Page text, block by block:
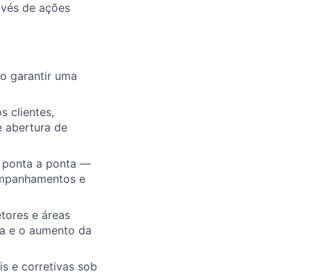
de ações
garantir uma
clientes,
abertura de
ponta a ponta —
e
e áreas
e o aumento da
e corretivas sob